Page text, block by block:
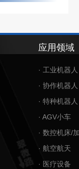
应用领域
· 工业机器人
· 协作机器人
· 特种机器人
· AGV小车
· 数控机床/
· 航空航天
· 医疗设备